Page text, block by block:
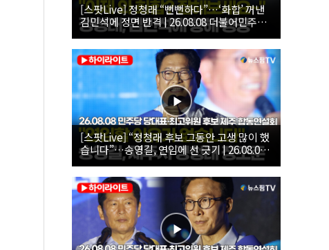
[스팟Live] 정청래 “뻔뻔하다”…‘화합’ 꺼낸
김민석에 정면 반격 | 26.08.08 더불어민주당
당대표·최고위원 후보 제주 합동연설회
[스팟Live] “정청래 후보 그동안 고생 많이 했
습니다”…송영길, 연임에 선 긋기 | 26.08.08
더불어민주당 당대표·최고위원 후보 제주 합
동연설회